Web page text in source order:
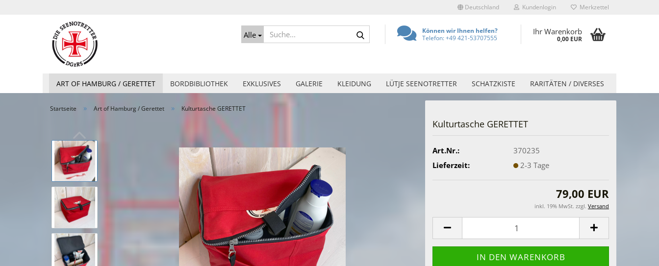
Deutschland Kundenlogin Merkzettel
Alle
Können wir Ihnen helfen?
Telefon: +49 421-53707555
Ihr Warenkorb
0,00 EUR
ART OF HAMBURG / GERETTET BORDBIBLIOTHEK EXKLUSIVES GALERIE KLEIDUNG LÜTJE SEENOTRETTER SCHATZKISTE RARITÄTEN / DIVERSES
Startseite » Art of Hamburg / Gerettet » Kulturtasche GERETTET
Kulturtasche GERETTET
Art.Nr.:
370235
Lieferzeit:
2-3 Tage
79,00 EUR
inkl. 19% MwSt. zzgl. Versand